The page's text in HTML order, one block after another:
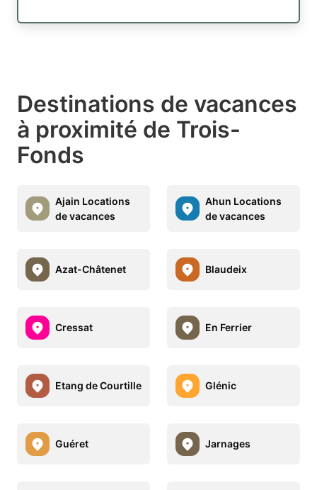
Destinations de vacances
à proximité de Trois-
Fonds
Ajain Locations
de vacances
Ahun Locations
de vacances
Azat-Châtenet Blaudeix
Cressat En Ferrier
Etang de Courtille Glénic
Guéret Jarnages